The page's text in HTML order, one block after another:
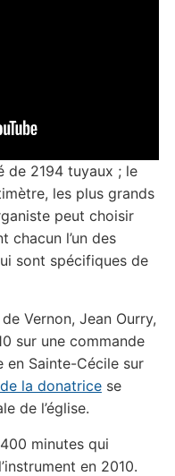
de 2194 tuyaux ; le
les plus grands
peut choisir
chacun l’un des
sont spécifiques de
Vernon, Jean Ourry,
sur une commande
en Sainte-Cécile sur
la donatricese
de l’église.
minutes qui
en 2010.